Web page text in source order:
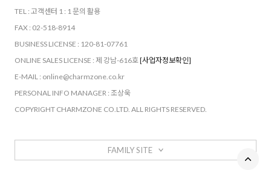
TEL : 고객센터 1 : 1 문의 활용
FAX : 02-518-8914
BUSINESS LICENSE : 120-81-07761
ONLINE SALES LICENSE : 제 강남-616호[사업자정보확인]
E-MAIL : online@charmzone.co.kr
PERSONAL INFO MANAGER : 조상욱
COPYRIGHT CHARMZONE CO.LTD. ALL RIGHTS RESERVED.
FAMILY SITE